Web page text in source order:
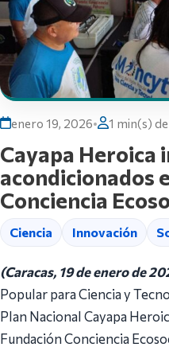
enero 19, 2026• 1 min(s)
Cayapa Heroica
acondicionados
Conciencia
Ciencia Innovación
(Caracas, 19 de enero de
Popular para Ciencia y
Plan Nacional Cayapa
Fundación Conciencia